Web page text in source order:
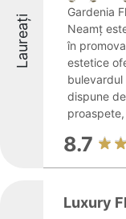
Laureați
Gardenia
Neamț
în
estetice
dispune
proaspete,
8.7
Luxury